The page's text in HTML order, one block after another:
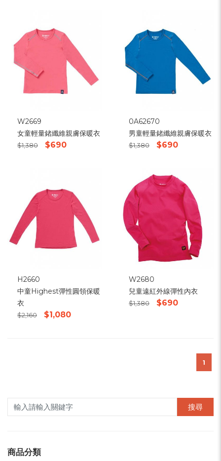
W2669
女童輕量鍺纖維親膚保暖衣
$1,380 $690
0A62670
男童輕量鍺纖維親膚保暖衣
$1,380 $690
H2660
中童Highest彈性圓領保暖
衣
$2,160 $1,080
W2680
兒童遠紅外線彈性內衣
$1,380 $690
1
搜尋
商品分類